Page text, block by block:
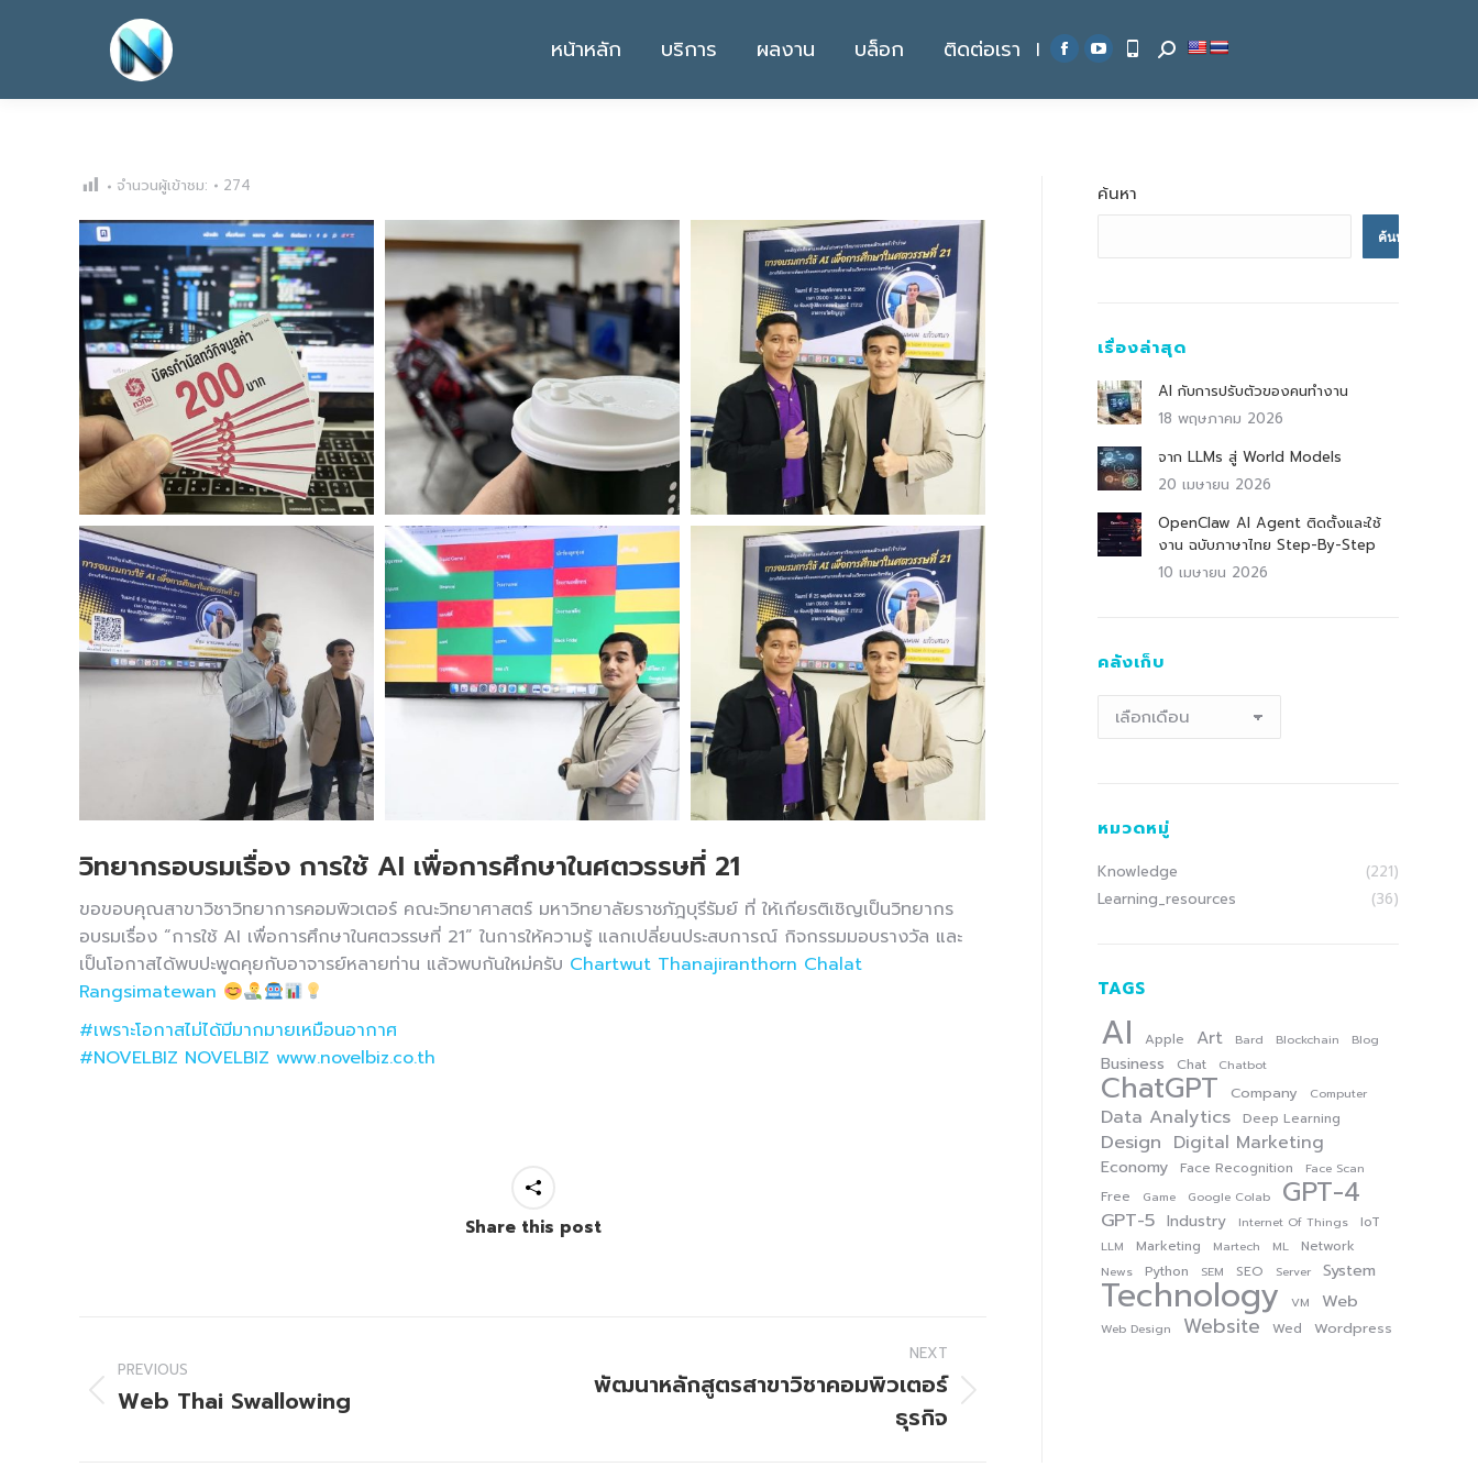
หน้าหลัก บริการ ผลงาน บล็อก ติดต่อเรา |
Facebook
window
YouTube
window
Search:
จำนวนผู้เข้าชม: 274
วิทยากรอบรมเรื่อง การใช้ AI เพื่อการศึกษาในศตวรรษที่ 21
ขอขอบคุณสาขาวิชาวิทยาการคอมพิวเตอร์ คณะวิทยาศาสตร์ มหาวิทยาลัยราชภัฎบุรีรัมย์ ที่ ให้เกียรติเชิญเป็นวิทยากร
อบรมเรื่อง “การใช้ AI เพื่อการศึกษาในศตวรรษที่ 21” ในการให้ความรู้ แลกเปลี่ยนประสบการณ์ กิจกรรมมอบรางวัล และ
เป็นโอกาสได้พบปะพูดคุยกับอาจารย์หลายท่าน แล้วพบกันใหม่ครับ Chartwut Thanajiranthorn Chalat
Rangsimatewan
#เพราะโอกาสไม่ได้มีมากมายเหมือนอากาศ
#NOVELBIZ NOVELBIZ www.novelbiz.co.th
Share this post
navigation
PREVIOUS
Previous
Web Thai Swallowing
NEXT
Nextพัฒนาหลักสูตรสาขาวิชาคอมพิวเตอร์
ธุรกิจ
ค้นหา
ค้นหา
เรื่องล่าสุด
AI กับการปรับตัวของคนทำงาน
18 พฤษภาคม 2026
จาก LLMs สู่ World Models
20 เมษายน 2026
OpenClaw AI Agent ติดตั้งและใช้
งาน ฉบับภาษาไทย Step-By-Step
10 เมษายน 2026
คลังเก็บ
เก็บ
หมวดหมู่
Knowledge
(221)
Learning_resources
(36)
TAGS
AI Apple Art Bard Blockchain Blog
Business Chat Chatbot
ChatGPT Company Computer
Data Analytics Deep Learning
Design Digital Marketing
Economy Face Recognition Face Scan
Free Game Google Colab GPT-4
GPT-5 Industry Internet Of Things IoT
LLM Marketing Martech ML Network
News Python SEM SEO Server System
Technology VM Web
Web Design Website Wed Wordpress